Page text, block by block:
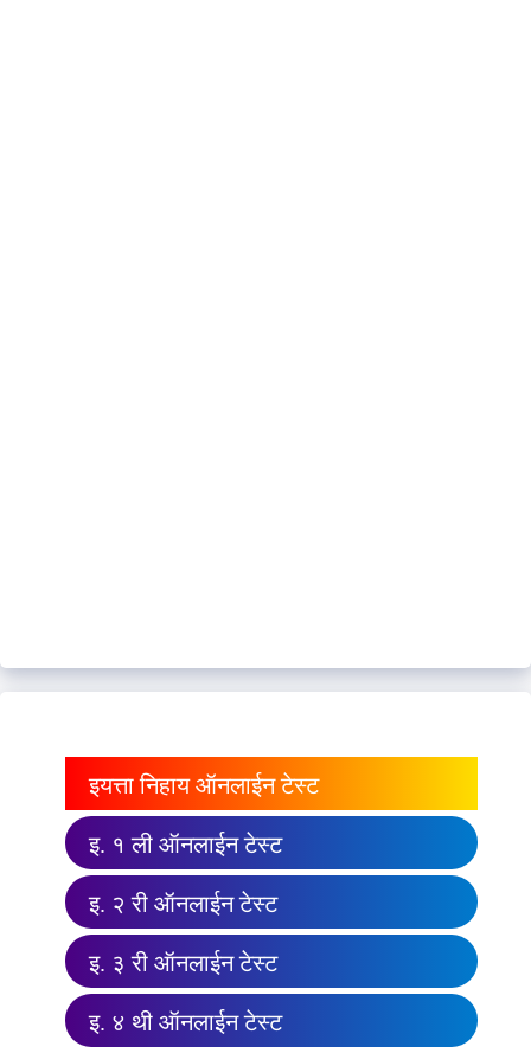
इयत्ता निहाय ऑनलाईन टेस्ट
इ. १ ली ऑनलाईन टेस्ट
इ. २ री ऑनलाईन टेस्ट
इ. ३ री ऑनलाईन टेस्ट
इ. ४ थी ऑनलाईन टेस्ट